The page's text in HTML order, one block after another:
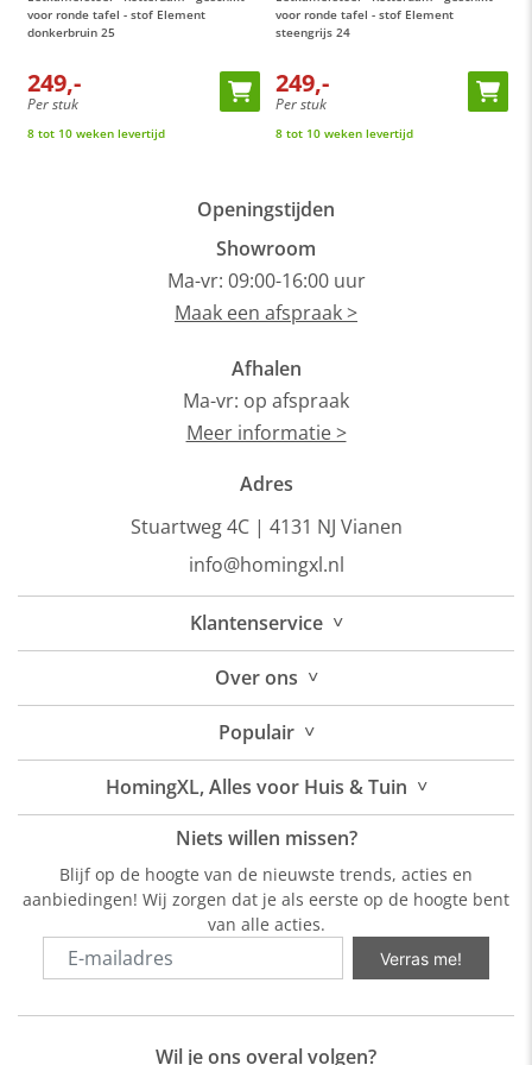
voor ronde tafel - stof Element
donkerbruin 25
249,-
Per stuk
8 tot 10 weken levertijd
voor ronde tafel - stof Element
steengrijs 24
249,-
Per stuk
8 tot 10 weken levertijd
Openingstijden
Showroom
Ma-vr: 09:00-16:00 uur
Maak een afspraak >
Afhalen
Ma-vr: op afspraak
Meer informatie >
Adres
Stuartweg 4C | 4131 NJ Vianen
info@homingxl.nl
Klantenservice ˅
Overons ˅
Populair ˅
HomingXL, Alles voor Huis & Tuin ˅
Niets willen missen?
Blijf op de hoogte van de nieuwste trends, acties en
aanbiedingen! Wij zorgen dat je als eerste op de hoogte bent
van alle acties.
Verras me!
Wil je ons overal volgen?